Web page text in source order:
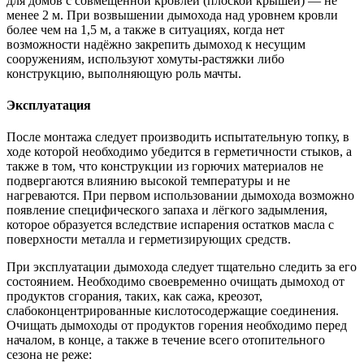
менее 2 м. При возвышении дымохода над уровнем кровли
более чем на 1,5 м, а также в ситуациях, когда нет
возможности надёжно закрепить дымоход к несущим
сооружениям, используют хомуты-растяжки либо
конструкцию, выполняющую роль мачты.
Эксплуатация
После монтажа следует производить испытательную топку, в
ходе которой необходимо убедится в герметичности стыков, а
также в том, что конструкции из горючих материалов не
подвергаются влиянию высокой температуры и не
нагреваются. При первом использовании дымохода возможно
появление специфического запаха и лёгкого задымления,
которое образуется вследствие испарения остатков масла с
поверхности металла и герметизирующих средств.
При эксплуатации дымохода следует тщательно следить за его
состоянием. Необходимо своевременно очищать дымоход от
продуктов сгорания, таких, как сажа, креозот,
слабоконцентрированные кислотосодержащие соединения.
Очищать дымоходы от продуктов горения необходимо перед
началом, в конце, а также в течение всего отопительного
сезона не реже: